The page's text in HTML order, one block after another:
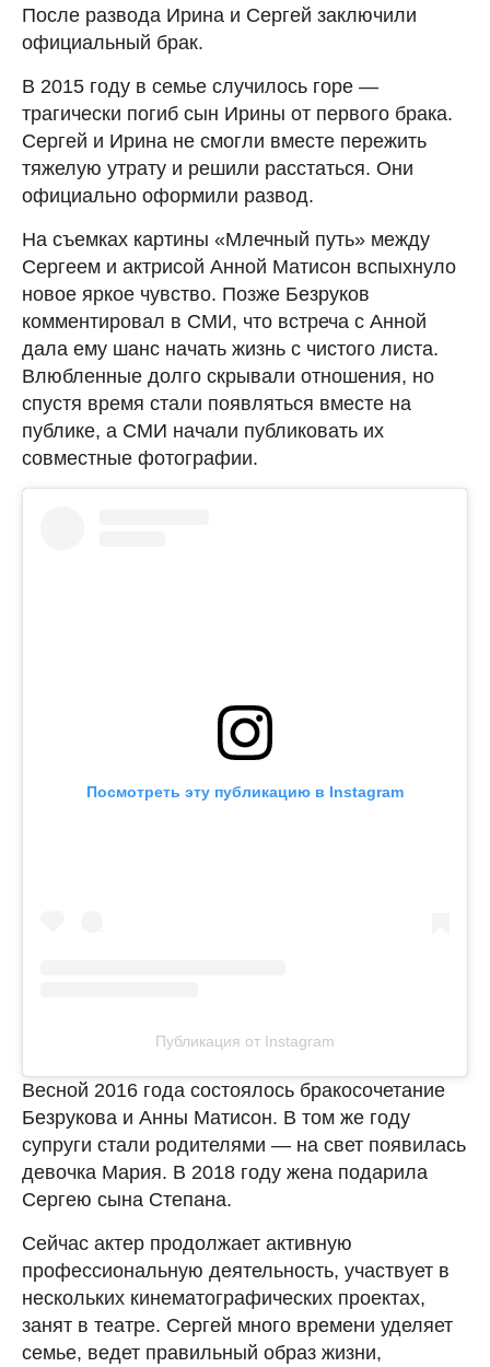
После развода Ирина и Сергей заключили
официальный брак.
В 2015 году в семье случилось горе —
трагически погиб сын Ирины от первого брака.
Сергей и Ирина не смогли вместе пережить
тяжелую утрату и решили расстаться. Они
официально оформили развод.
На съемках картины «Млечный путь» между
Сергеем и актрисой Анной Матисон вспыхнуло
новое яркое чувство. Позже Безруков
комментировал в СМИ, что встреча с Анной
дала ему шанс начать жизнь с чистого листа.
Влюбленные долго скрывали отношения, но
спустя время стали появляться вместе на
публике, а СМИ начали публиковать их
совместные фотографии.
Посмотреть эту публикацию в Instagram
Публикация от Instagram
Весной 2016 года состоялось бракосочетание
Безрукова и Анны Матисон. В том же году
супруги стали родителями — на свет появилась
девочка Мария. В 2018 году жена подарила
Сергею сына Степана.
Сейчас актер продолжает активную
профессиональную деятельность, участвует в
нескольких кинематографических проектах,
занят в театре. Сергей много времени уделяет
семье, ведет правильный образ жизни,